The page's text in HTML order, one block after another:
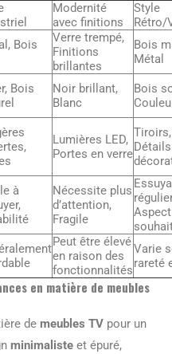
Modernité
avec finitions
Style
Rétro/
Bois
Verre trempé,
Finitions
brillantes
Bois
Métal
Bois
Noir brillant,
Blanc
Bois
Lumières LED,
Portes en verre
Tiroirs,
Détails
à
Nécessite plus
d’attention,
Fragile
Peut être élevé
en raison des
fonctionnalités
Varie
rareté
en matière de meubles
de meubles TV pour un
minimaliste et épuré,